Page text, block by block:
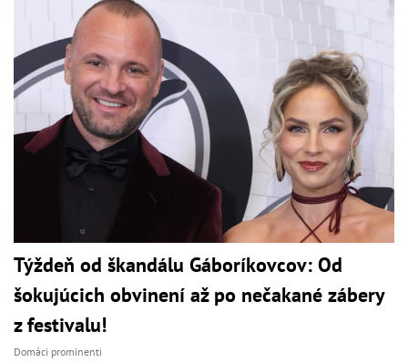
Týždeň od škandálu Gáboríkovcov: Od
šokujúcich obvinení až po nečakané zábery
z festivalu!
Domáci prominenti